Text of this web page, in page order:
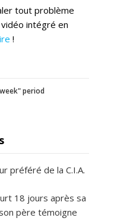
tout problème
intégré en
!
period
préféré de la C.I.A.
18 jours après sa
père témoigne